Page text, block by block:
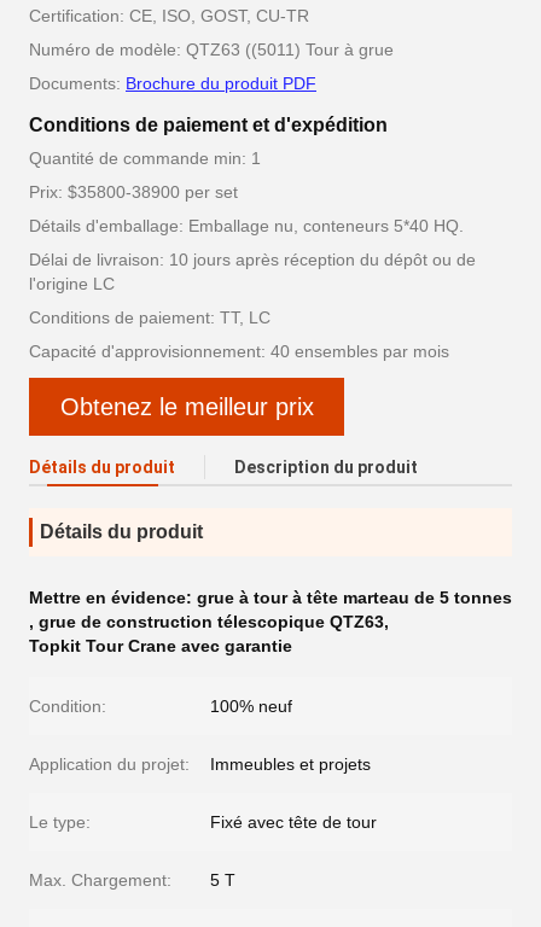
Certification: CE, ISO, GOST, CU-TR
Numéro de modèle: QTZ63 ((5011) Tour à grue
Documents: Brochure du produit PDF
Conditions de paiement et d'expédition
Quantité de commande min: 1
Prix: $35800-38900 per set
Détails d'emballage: Emballage nu, conteneurs 5*40 HQ.
Délai de livraison: 10 jours après réception du dépôt ou de
l'origine LC
Conditions de paiement: TT, LC
Capacité d'approvisionnement: 40 ensembles par mois
Obtenez le meilleur prix
Détails du produit Description du produit
Détails du produit
Mettre en évidence: grue à tour à tête marteau de 5 tonnes
, grue de construction télescopique QTZ63,
Topkit Tour Crane avec garantie
Condition: 100% neuf
Application du projet: Immeubles et projets
Le type: Fixé avec tête de tour
Max. Chargement: 5 T